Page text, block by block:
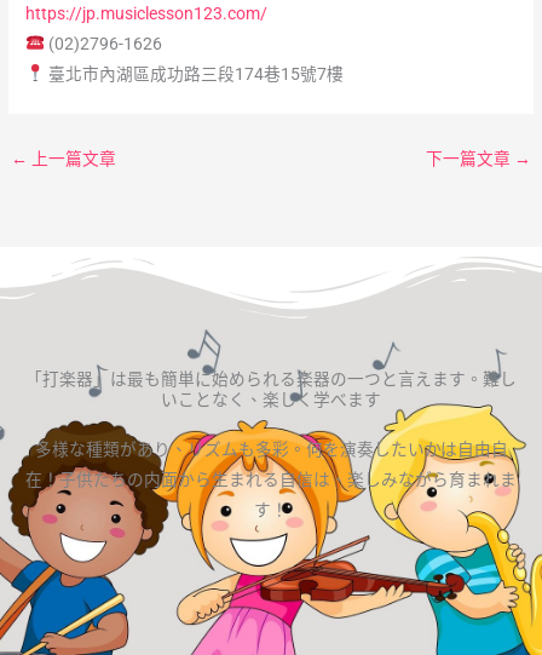
https://jp.musiclesson123.com/
(02)2796-1626
臺北市內湖區成功路三段174巷15號7樓
← 上一篇文章 下一篇文章 →
「打楽器」は最も簡単に始められる楽器の一つと言えます。難し
いことなく、楽しく学べます
多様な種類があり、リズムも多彩。何を演奏したいかは自由自
在！子供たちの内面から生まれる自信は、楽しみながら育まれま
す！